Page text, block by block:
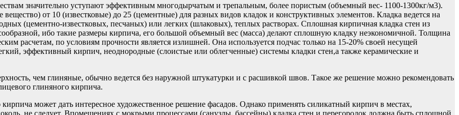
значительно уступают эффективным многодырчатым и трепальным, более пористым (объемный вес- 1100-1300кг/м3).
от 10 (известковые) до 25 (цементные) для разных видов кладок и конструктивных элементов. Кладка ведется на
(цементно-известковых, песчаных) или легких (шлаковых), теплых растворах. Сплошная кирпичная кладка стен из
ибо такие размеры кирпича, его большой объемный вес (масса) делают сплошную кладку неэкономичной. Толщина
расчетам, по условиям прочности является излишней. Она используется подчас только на 15-20% своей несущей
эффективный кирпич, неоднородные (слоистые или облегченные) системы кладки стен,а также керамические и
чем глиняные, обычно ведется без наружной штукатурки и с расшивкой швов. Такое же решение можно рекомендовать
глиняного кирпича.
может дать интересное художественное решение фасадов. Однако применять силикатный кирпич в местах,
не следует. Впомещениях с мокрыми процессами (санузлы, бассейны) кладка стен и перегородок должна быть сплошной